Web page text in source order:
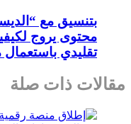
بتنسيق مع
محتوى يروج
تقليدي
مقالات ذات صلة